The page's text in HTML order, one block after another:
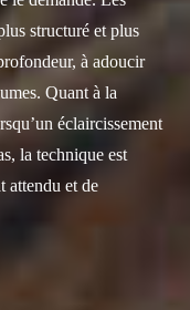
structuré et plus
à adoucir
Quant à la
éclaircissement
la technique est
attendu et de